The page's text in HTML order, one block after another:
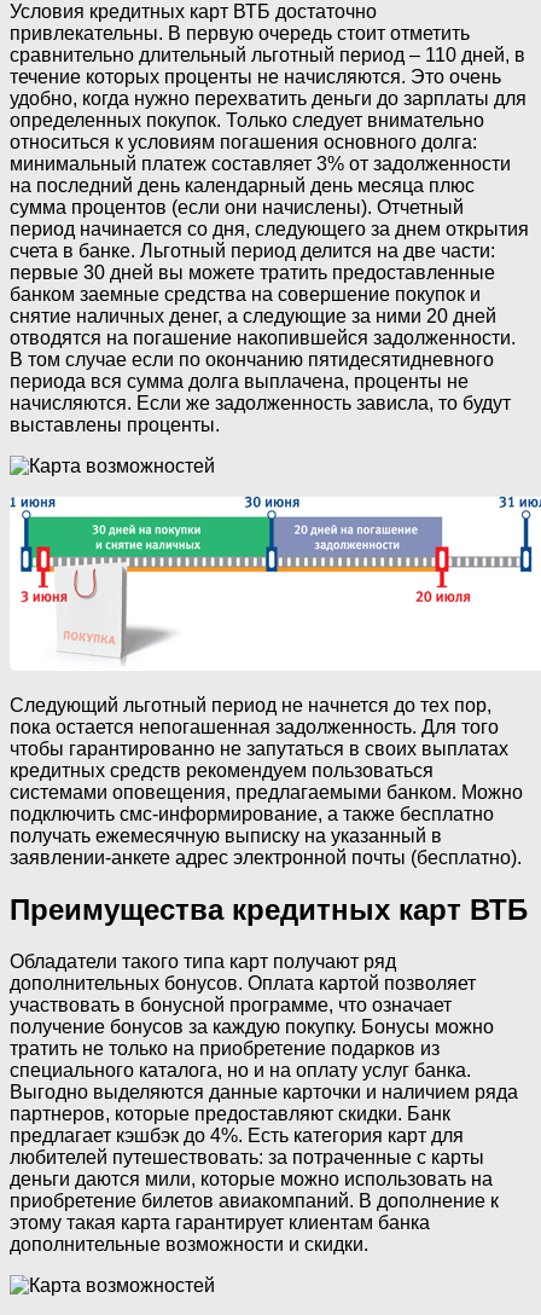
Условия кредитных карт ВТБ достаточно
привлекательны. В первую очередь стоит отметить
сравнительно длительный льготный период – 110 дней, в
течение которых проценты не начисляются. Это очень
удобно, когда нужно перехватить деньги до зарплаты для
определенных покупок. Только следует внимательно
относиться к условиям погашения основного долга:
минимальный платеж составляет 3% от задолженности
на последний день календарный день месяца плюс
сумма процентов (если они начислены). Отчетный
период начинается со дня, следующего за днем открытия
счета в банке. Льготный период делится на две части:
первые 30 дней вы можете тратить предоставленные
банком заемные средства на совершение покупок и
снятие наличных денег, а следующие за ними 20 дней
отводятся на погашение накопившейся задолженности.
В том случае если по окончанию пятидесятидневного
периода вся сумма долга выплачена, проценты не
начисляются. Если же задолженность зависла, то будут
выставлены проценты.
Следующий льготный период не начнется до тех пор,
пока остается непогашенная задолженность. Для того
чтобы гарантированно не запутаться в своих выплатах
кредитных средств рекомендуем пользоваться
системами оповещения, предлагаемыми банком. Можно
подключить смс-информирование, а также бесплатно
получать ежемесячную выписку на указанный в
заявлении-анкете адрес электронной почты (бесплатно).
Преимущества кредитных карт ВТБ
Обладатели такого типа карт получают ряд
дополнительных бонусов. Оплата картой позволяет
участвовать в бонусной программе, что означает
получение бонусов за каждую покупку. Бонусы можно
тратить не только на приобретение подарков из
специального каталога, но и на оплату услуг банка.
Выгодно выделяются данные карточки и наличием ряда
партнеров, которые предоставляют скидки. Банк
предлагает кэшбэк до 4%. Есть категория карт для
любителей путешествовать: за потраченные с карты
деньги даются мили, которые можно использовать на
приобретение билетов авиакомпаний. В дополнение к
этому такая карта гарантирует клиентам банка
дополнительные возможности и скидки.